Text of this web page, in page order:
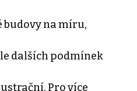
budovy na míru,
dalších podmínek
Pro více